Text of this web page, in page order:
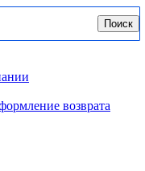
Поиск
возврата